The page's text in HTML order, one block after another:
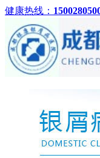
健康热线：